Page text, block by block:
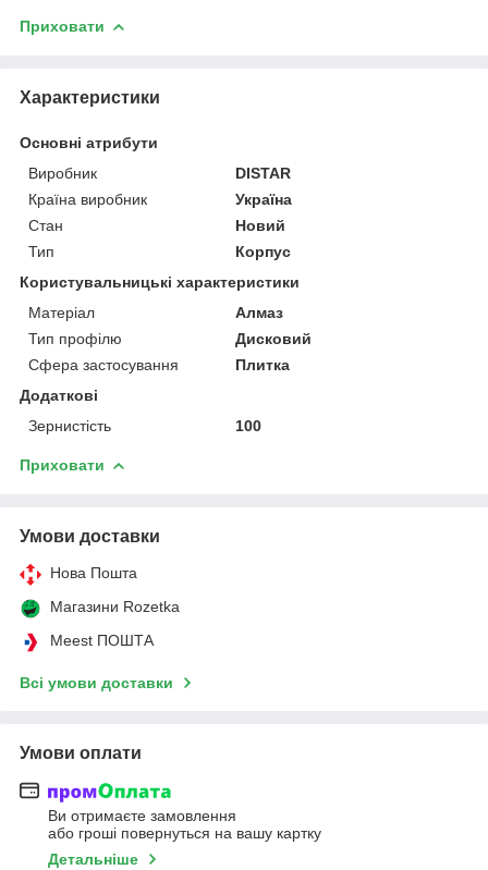
Приховати
Характеристики
Основні атрибути
Виробник
DISTAR
Країна виробник
Україна
Стан
Новий
Тип
Корпус
Користувальницькі характеристики
Матеріал
Алмаз
Тип профілю
Дисковий
Сфера застосування
Плитка
Додаткові
Зернистість
100
Приховати
Умови доставки
Нова Пошта
Магазини Rozetka
Meest ПОШТА
Всі умови доставки
Умови оплати
Ви отримаєте замовлення
або гроші повернуться на вашу картку
Детальніше